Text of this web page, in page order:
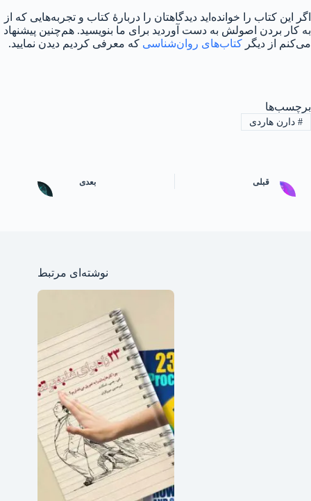
اگر این کتاب را خوانده‌اید دیدگاهتان را دربارهٔ کتاب و تجربه‌هایی که از
به کار بردن اصولش به دست آوردید برای ما بنویسید. هم‌چنین پیشنهاد
می‌کنم از دیگر کتاب‌های روان‌شناسی که معرفی کردیم دیدن نمایید.
برچسب‌ها
#دارن هاردی
قبلی بعدی
نوشته‌ای مرتبط